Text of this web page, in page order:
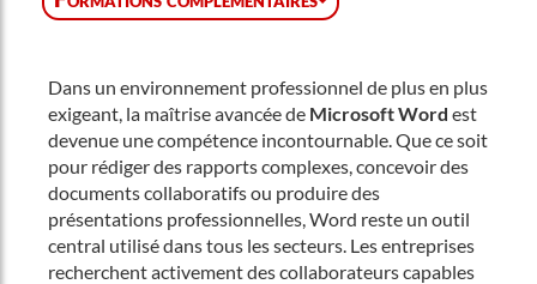
Dans un environnement professionnel de plus en plus
exigeant, la maîtrise avancée de Microsoft Word est
devenue une compétence incontournable. Que ce soit
pour rédiger des rapports complexes, concevoir des
documents collaboratifs ou produire des
présentations professionnelles, Word reste un outil
central utilisé dans tous les secteurs. Les entreprises
recherchent activement des collaborateurs capables